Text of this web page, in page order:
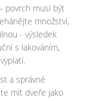
povrch musí být
množství,
- výsledek
s lakováním,
a správné
mít dveře jako